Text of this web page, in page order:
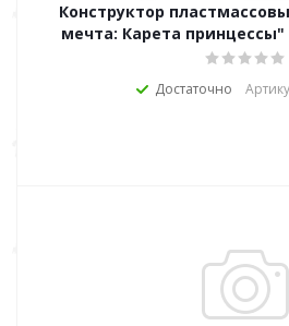
Конструктор
мечта: Карета принцессы"
Достаточно